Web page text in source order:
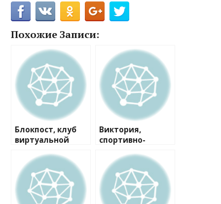
Похожие Записи:
Блокпост, клуб
виртуальной
Виктория,
спортивно-